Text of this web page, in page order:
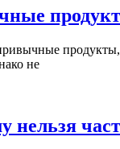
не
нельзя